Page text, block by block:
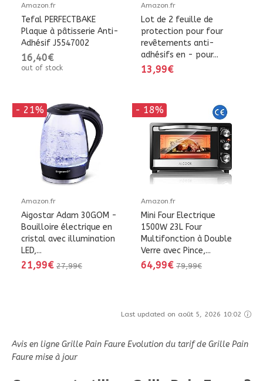
Amazon.fr
Tefal PERFECTBAKE
Plaque à pâtisserie Anti-
Adhésif J5547002
16,40€
out of stock
Amazon.fr
Lot de 2 feuille de
protection pour four
revêtements anti-
adhésifs en - pour...
13,99€
- 21%
Amazon.fr
Aigostar Adam 30GOM -
Bouilloire électrique en
cristal avec illumination
LED,...
21,99€ 27,99€
- 18%
Amazon.fr
Mini Four Electrique
1500W 23L Four
Multifonction à Double
Verre avec Pince,...
64,99€ 79,99€
Last updated on août 5, 2026 10:02
Avis en ligne Grille Pain Faure Evolution du tarif de Grille Pain
Faure mise à jour